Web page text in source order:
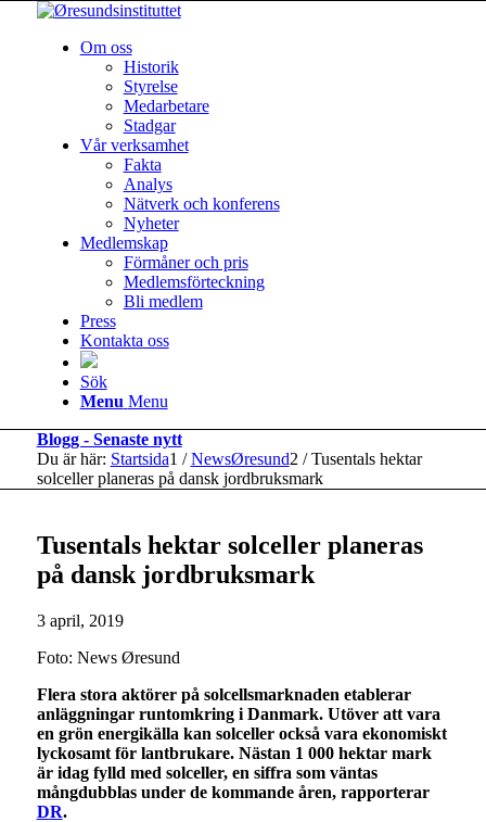
Om oss
Historik
Styrelse
Medarbetare
Stadgar
Vår verksamhet
Fakta
Analys
Nätverk och konferens
Nyheter
Medlemskap
Förmåner och pris
Medlemsförteckning
Bli medlem
Press
Kontakta oss
Sök
Menu Menu
Blogg - Senaste nytt
Du är här: Startsida1 / NewsØresund2 / Tusentals hektar
solceller planeras på dansk jordbruksmark
Tusentals hektar solceller planeras
på dansk jordbruksmark
3 april, 2019
Foto: News Øresund
Flera stora aktörer på solcellsmarknaden etablerar
anläggningar runtomkring i Danmark. Utöver att vara
en grön energikälla kan solceller också vara ekonomiskt
lyckosamt för lantbrukare. Nästan 1 000 hektar mark
är idag fylld med solceller, en siffra som väntas
mångdubblas under de kommande åren, rapporterar
DR.